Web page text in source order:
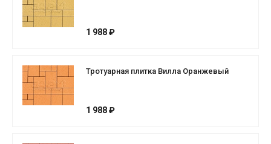
1 988 ₽
Тротуарная плитка Вилла Оранжевый
1 988 ₽